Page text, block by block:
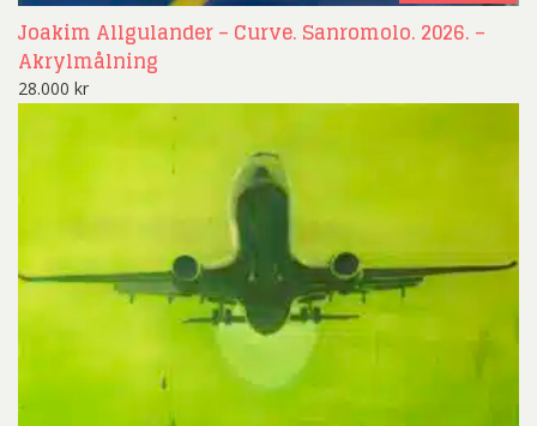
Joakim Allgulander – Curve. Sanromolo. 2026. –
Akrylmålning
28.000 kr